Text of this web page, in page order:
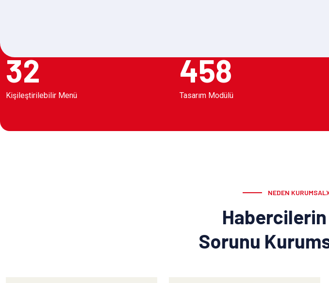
32
Kişileştirilebilir Menü
458
Tasarım Modülü
NEDEN
Habercilerin
Sorunu